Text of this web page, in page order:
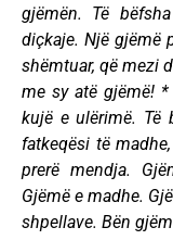
gjëmën. Të
diçkaje. Një gjëmë
shëmtuar, që mezi
me sy atë gjëmë!
kujë e ulërimë. Të
fatkeqësi të
prerë mendja.
Gjëmë e madhe.
shpellave. Bën